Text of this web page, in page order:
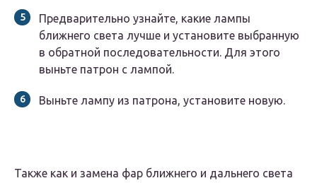
Предварительно узнайте, какие лампы
ближнего света лучше и установите выбранную
в обратной последовательности. Для этого
выньте патрон с лампой.
Выньте лампу из патрона, установите новую.
Также как и замена фар ближнего и дальнего света